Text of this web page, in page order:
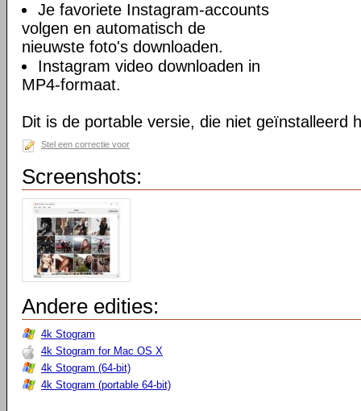
Je favoriete Instagram-accounts
volgen en automatisch de
nieuwste foto's downloaden.
Instagram video downloaden in
MP4-formaat.
Dit is de portable versie, die niet geïnstalleerd
Stel een correctie voor
Screenshots:
Andere edities:
4k Stogram
4k Stogram for Mac OS X
4k Stogram (64-bit)
4k Stogram (portable 64-bit)